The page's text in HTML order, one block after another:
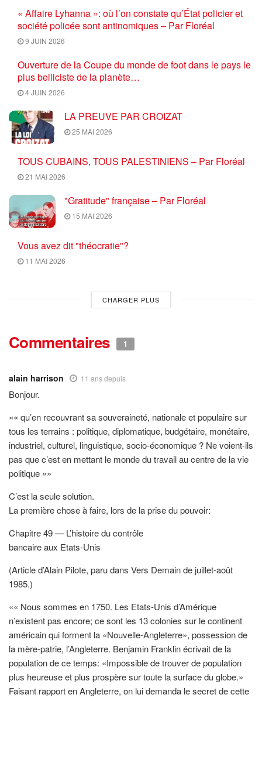
« Affaire Lyhanna »: où l’on constate qu’État policier et
société policée sont antinomiques – Par Floréal
9 JUIN 2026
Ouverture de la Coupe du monde de foot dans le pays le
plus belliciste de la planète…
4 JUIN 2026
LA PREUVE PAR CROIZAT
25 MAI 2026
TOUS CUBAINS, TOUS PALESTINIENS – Par Floréal
21 MAI 2026
"Gratitude" française – Par Floréal
15 MAI 2026
Vous avez dit "théocratie"?
11 MAI 2026
CHARGER PLUS
Commentaires 1
alain harrison 11 ans depuis
Bonjour.
«« qu’en recouvrant sa souveraineté, nationale et populaire sur
tous les terrains : politique, diplomatique, budgétaire, monétaire,
industriel, culturel, linguistique, socio-économique ? Ne voient-ils
pas que c’est en mettant le monde du travail au centre de la vie
politique »»
C’est la seule solution.
La première chose à faire, lors de la prise du pouvoir:
Chapitre 49 — L’histoire du contrôle
bancaire aux Etats-Unis
(Article d’Alain Pilote, paru dans Vers Demain de juillet-août
1985.)
«« Nous sommes en 1750. Les Etats-Unis d’Amérique
n’existent pas encore; ce sont les 13 colonies sur le continent
américain qui forment la «Nouvelle-Angleterre», possession de
la mère-patrie, l’Angleterre. Benjamin Franklin écrivait de la
population de ce temps: «Impossible de trouver de population
plus heureuse et plus prospère sur toute la surface du globe.»
Faisant rapport en Angleterre, on lui demanda le secret de cette